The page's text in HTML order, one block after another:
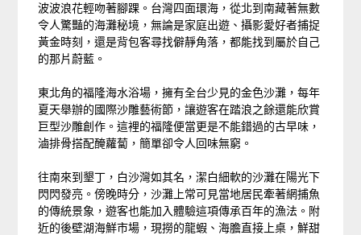
波波浪花輕吻著腳踝。台灣四面環海，從北到南藏著無數
令人驚豔的海灘秘境，無論是家庭出遊、攝影愛好者捕捉
黃金時刻，還是背包客尋找僻靜角落，都能找到屬於自己
的那片蔚藍。
東北角的福隆海水浴場，擁有全台少見的金色沙灘，每年
夏天舉辦的國際沙雕藝術節，讓遊客在踏浪之餘還能欣賞
巨型沙雕創作。這裡的福隆便當更是不能錯過的古早味，
滷排骨搭配醃蘿蔔，簡單卻令人回味無窮。
往南來到墾丁，白沙灣如其名，潔白細軟的沙灘在陽光下
閃閃發亮。傍晚時分，沙灘上常可見當地居民牽著網捕魚
的傳統景象，遊客也能加入體驗這項傳承百年的漁法。附
近的後壁湖海鮮市場，現撈的龍蝦、海膽直接上桌，鮮甜